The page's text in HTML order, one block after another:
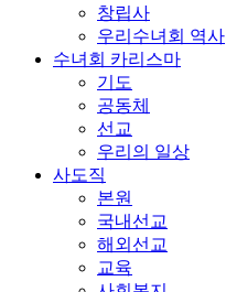
창립사
우리수녀회 역사
수녀회 카리스마
기도
공동체
선교
우리의 일상
사도직
본원
국내선교
해외선교
교육